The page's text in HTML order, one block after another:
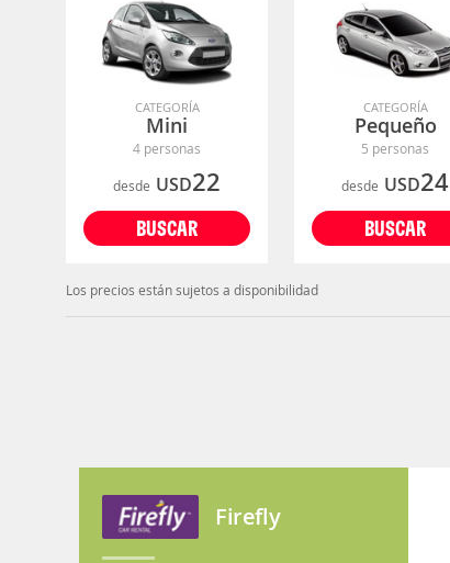
CATEGORÍA
Mini
4 personas
desde USD22
BUSCAR
CATEGORÍA
Pequeño
5 personas
desde USD24
BUSCAR
Los precios están sujetos a disponibilidad
Firefly